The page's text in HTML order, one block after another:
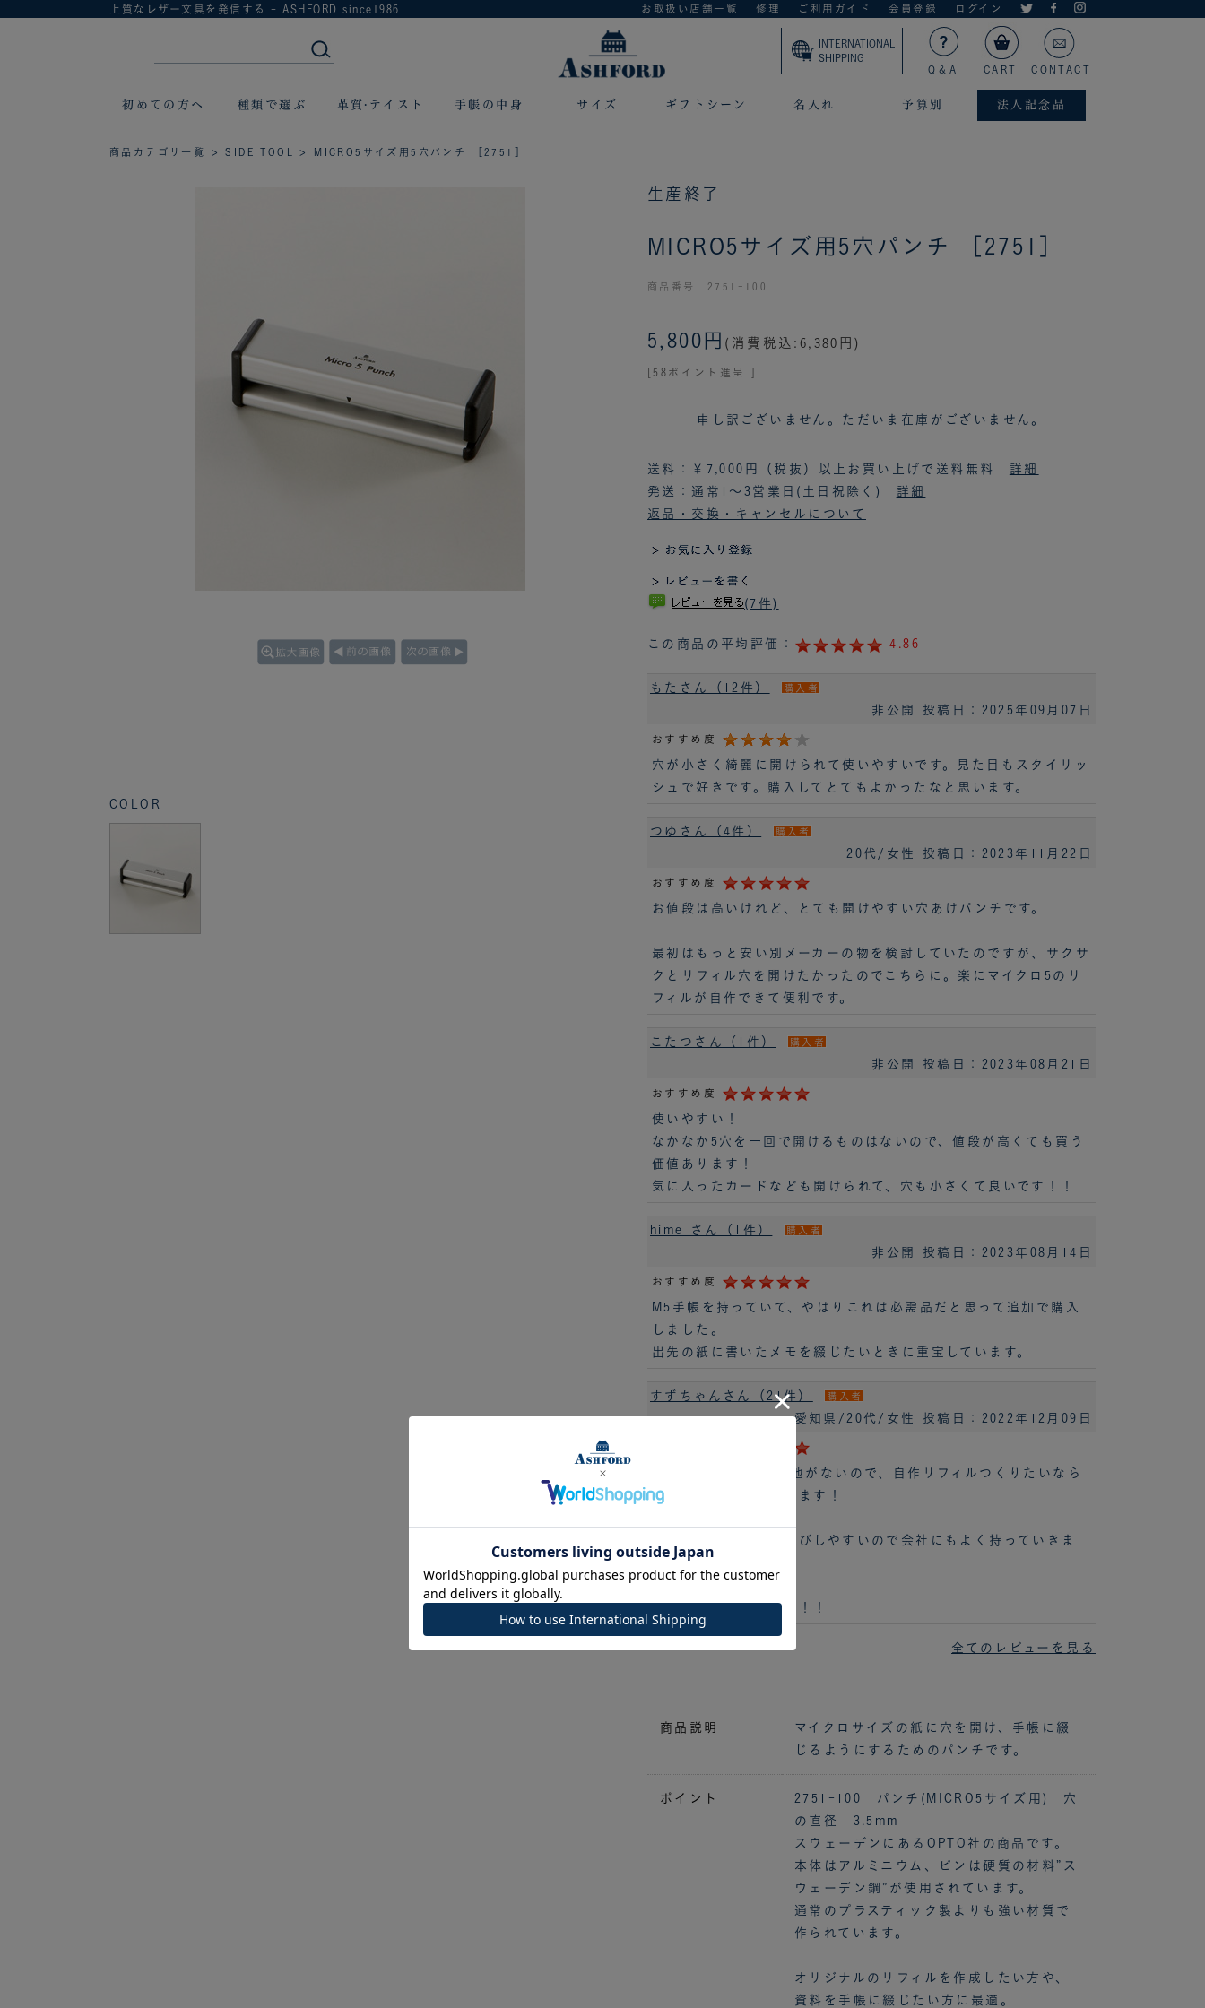
上質なレザー文具を発信する - ASHFORD since1986 お取扱い店舗一覧 修理 ご利用ガイド 会員登録 ログイン
INTERNATIONAL
SHIPPING
Q＆A
CART CONTACT
初めての方へ 種類で選ぶ 革質·テイスト 手帳の中身 サイズ ギフトシーン 名入れ 予算別 法人記念品
商品カテゴリ一覧 >SIDE TOOL > MICRO5サイズ用5穴パンチ ［2751］
生産終了
MICRO5サイズ用5穴パンチ ［2751］
商品番号 2751-100
5,800円 (消費税込:6,380円)
[58ポイント進呈 ]
申し訳ございません。ただいま在庫がございません。
返品・交換・キャンセルについて
送料：￥7,000円（税抜）以上お買い上げで送料無料 詳細
発送：通常1～3営業日(土日祝除く) 詳細
(7件)
この商品の平均評価： 4.86
もたさん（12件） 購入者
非公開 投稿日：2025年09月07日
おすすめ度
穴が小さく綺麗に開けられて使いやすいです。見た目もスタイリッ
シュで好きです。購入してとてもよかったなと思います。
つゆさん（4件） 購入者
20代/女性 投稿日：2023年11月22日
おすすめ度
お値段は高いけれど、とても開けやすい穴あけパンチです。
最初はもっと安い別メーカーの物を検討していたのですが、サクサ
クとリフィル穴を開けたかったのでこちらに。楽にマイクロ5のリ
フィルが自作できて便利です。
こたつさん（1件） 購入者
非公開 投稿日：2023年08月21日
おすすめ度
使いやすい！
なかなか5穴を一回で開けるものはないので、値段が高くても買う
価値あります！
気に入ったカードなども開けられて、穴も小さくて良いです！！
hime さん（1件） 購入者
非公開 投稿日：2023年08月14日
おすすめ度
M5手帳を持っていて、やはりこれは必需品だと思って追加で購入
しました。
出先の紙に書いたメモを綴じたいときに重宝しています。
すずちゃんさん（21件） 購入者
愛知県/20代/女性 投稿日：2022年12月09日
マイクロ5の穴あけは他がないので、自作リフィルつくりたいなら
買った方がいいと思います！
サイズも小さく持ち運びしやすいので会社にもよく持っていきま
す！
べんりなのでおすすめ！！
全てのレビューを見る
COLOR
商品説明
マイクロサイズの紙に穴を開け、手帳に綴
じるようにするためのパンチです。
ポイント
2751-100 パンチ(MICRO5サイズ用) 穴
の直径 3.5mm
スウェーデンにあるOPTO社の商品です。
本体はアルミニウム、ピンは硬質の材料”ス
ウェーデン鋼”が使用されています。
通常のプラスティック製よりも強い材質で
作られています。
オリジナルのリフィルを作成したい方や、
資料を手帳に綴じたい方に最適。